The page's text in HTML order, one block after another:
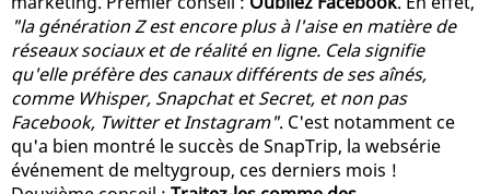
"la génération Z est encore plus à l'aise en matière de
réseaux sociaux et de réalité en ligne. Cela signifie
qu'elle préfère des canaux différents de ses aînés,
comme Whisper, Snapchat et Secret, et non pas
Facebook, Twitter et Instagram". C'est notamment ce
qu'a bien montré le succès de SnapTrip, la websérie
événement de meltygroup, ces derniers mois !